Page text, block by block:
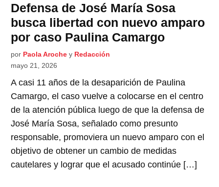
Defensa de José María Sosa
busca libertad con nuevo amparo
por caso Paulina Camargo
por Paola Aroche y Redacción
mayo 21, 2026
A casi 11 años de la desaparición de Paulina
Camargo, el caso vuelve a colocarse en el centro
de la atención pública luego de que la defensa de
José María Sosa, señalado como presunto
responsable, promoviera un nuevo amparo con el
objetivo de obtener un cambio de medidas
cautelares y lograr que el acusado continúe […]